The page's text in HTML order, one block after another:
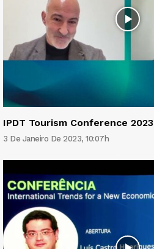
IPDT Tourism Conference 2023
3 De Janeiro De 2023, 10:07h